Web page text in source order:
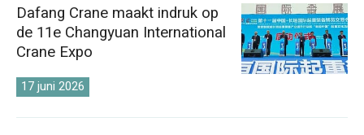
Dafang Crane maakt indruk op
de 11e Changyuan International
Crane Expo
17 juni 2026
Dansk
Norsk
O‘zbekcha